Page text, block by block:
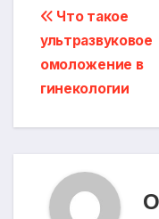
Навигация
по
записям
Что такое
ультразвуковое
омоложение в
гинекологии